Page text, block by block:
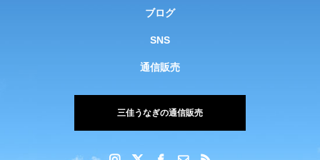
ブログ
SNS
通信販売
三佳うなぎの通信販売